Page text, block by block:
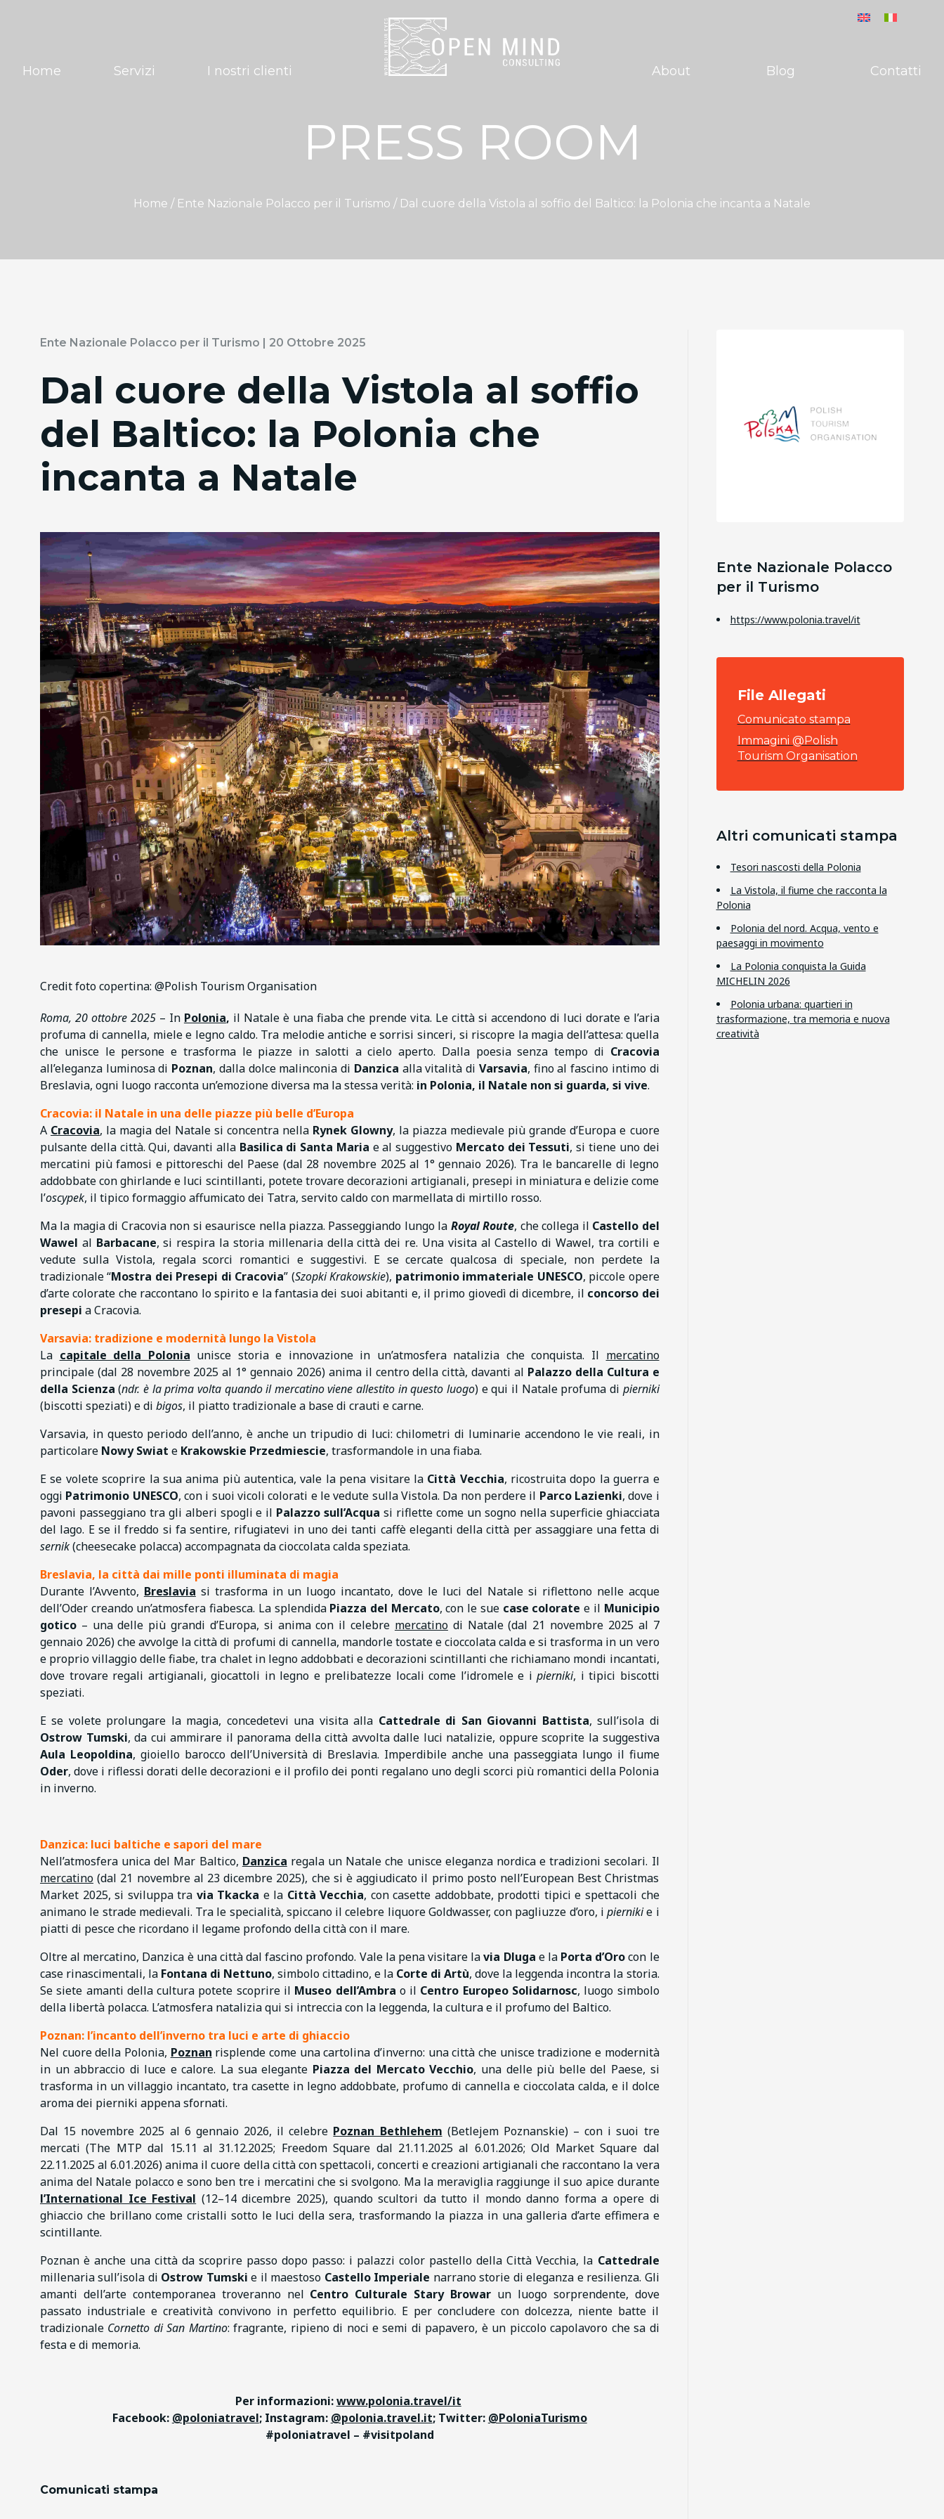
Home Servizi I nostri clienti About Blog Contatti
PRESS ROOM
Home / Ente Nazionale Polacco per il Turismo / Dal cuore della Vistola al soffio del Baltico: la Polonia che incanta a Natale
Ente Nazionale Polacco per il Turismo | 20 Ottobre 2025
Dal cuore della Vistola al soffio
del Baltico: la Polonia che
incanta a Natale
Credit foto copertina: @Polish Tourism Organisation
Roma, 20 ottobre 2025– In Polonia, il Natale è una fiaba che prende vita. Le città si accendono di luci dorate e l’aria
profuma di cannella, miele e legno caldo. Tra melodie antiche e sorrisi sinceri, si riscopre la magia dell’attesa: quella
che unisce le persone e trasforma le piazze in salotti a cielo aperto. Dalla poesia senza tempo di Cracovia
all’eleganza luminosa di Poznan, dalla dolce malinconia di Danzica alla vitalità di Varsavia, fino al fascino intimo di
Breslavia, ogni luogo racconta un’emozione diversa ma la stessa verità: in Polonia, il Natale non si guarda, si vive.
Cracovia: il Natale in una delle piazze più belle d’Europa
A Cracovia, la magia del Natale si concentra nella Rynek Glowny, la piazza medievale più grande d’Europa e cuore
pulsante della città. Qui, davanti alla Basilica di Santa Maria e al suggestivo Mercato dei Tessuti, si tiene uno dei
mercatini più famosi e pittoreschi del Paese (dal 28 novembre 2025 al 1° gennaio 2026). Tra le bancarelle di legno
addobbate con ghirlande e luci scintillanti, potete trovare decorazioni artigianali, presepi in miniatura e delizie come
l’oscypek, il tipico formaggio affumicato dei Tatra, servito caldo con marmellata di mirtillo rosso.
Ma la magia di Cracovia non si esaurisce nella piazza. Passeggiando lungo la Royal Route, che collega il Castello del
Wawel al Barbacane, si respira la storia millenaria della città dei re. Una visita al Castello di Wawel, tra cortili e
vedute sulla Vistola, regala scorci romantici e suggestivi. E se cercate qualcosa di speciale, non perdete la
tradizionale “Mostra dei Presepi di Cracovia” (Szopki Krakowskie), patrimonio immateriale UNESCO, piccole opere
d’arte colorate che raccontano lo spirito e la fantasia dei suoi abitanti e, il primo giovedì di dicembre, il concorso dei
presepi a Cracovia.
Varsavia: tradizione e modernità lungo la Vistola
La capitale della Polonia unisce storia e innovazione in un’atmosfera natalizia che conquista. Il mercatino
principale (dal 28 novembre 2025 al 1° gennaio 2026) anima il centro della città, davanti al Palazzo della Cultura e
della Scienza (ndr. è la prima volta quando il mercatino viene allestito in questo luogo) e qui il Natale profuma di pierniki
(biscotti speziati) e di bigos, il piatto tradizionale a base di crauti e carne.
Varsavia, in questo periodo dell’anno, è anche un tripudio di luci: chilometri di luminarie accendono le vie reali, in
particolare Nowy Swiat e Krakowskie Przedmiescie, trasformandole in una fiaba.
E se volete scoprire la sua anima più autentica, vale la pena visitare la Città Vecchia, ricostruita dopo la guerra e
oggi Patrimonio UNESCO, con i suoi vicoli colorati e le vedute sulla Vistola. Da non perdere il Parco Lazienki, dove i
pavoni passeggiano tra gli alberi spogli e il Palazzo sull’Acqua si riflette come un sogno nella superficie ghiacciata
del lago. E se il freddo si fa sentire, rifugiatevi in uno dei tanti caffè eleganti della città per assaggiare una fetta di
sernik(cheesecake polacca) accompagnata da cioccolata calda speziata.
Breslavia, la città dai mille ponti illuminata di magia
Durante l’Avvento, Breslavia si trasforma in un luogo incantato, dove le luci del Natale si riflettono nelle acque
dell’Oder creando un’atmosfera fiabesca. La splendida Piazza del Mercato, con le sue case colorate e il Municipio
gotico – una delle più grandi d’Europa, si anima con il celebre mercatinodi Natale (dal 21 novembre 2025 al 7
gennaio 2026) che avvolge la città di profumi di cannella, mandorle tostate e cioccolata calda e si trasforma in un vero
e proprio villaggio delle fiabe, tra chalet in legno addobbati e decorazioni scintillanti che richiamano mondi incantati,
dove trovare regali artigianali, giocattoli in legno e prelibatezze locali come l’idromele e i pierniki, i tipici biscotti
speziati.
E se volete prolungare la magia, concedetevi una visita alla Cattedrale di San Giovanni Battista, sull’isola di
Ostrow Tumski, da cui ammirare il panorama della città avvolta dalle luci natalizie, oppure scoprite la suggestiva
Aula Leopoldina, gioiello barocco dell’Università di Breslavia. Imperdibile anche una passeggiata lungo il fiume
Oder, dove i riflessi dorati delle decorazioni e il profilo dei ponti regalano uno degli scorci più romantici della Polonia
in inverno.
Danzica: luci baltiche e sapori del mare
Nell’atmosfera unica del Mar Baltico, Danzica regala un Natale che unisce eleganza nordica e tradizioni secolari. Il
mercatino (dal 21 novembre al 23 dicembre 2025), che si è aggiudicato il primo posto nell’European Best Christmas
Market 2025, si sviluppa tra via Tkacka e la Città Vecchia, con casette addobbate, prodotti tipici e spettacoli che
animano le strade medievali. Tra le specialità, spiccano il celebre liquore Goldwasser, con pagliuzze d’oro, i piernikie i
piatti di pesce che ricordano il legame profondo della città con il mare.
Oltre al mercatino, Danzica è una città dal fascino profondo. Vale la pena visitare lavia Dluga e la Porta d’Orocon le
case rinascimentali, la Fontana di Nettuno, simbolo cittadino, e la Corte di Artù, dove la leggenda incontra la storia.
Se siete amanti della cultura potete scoprire il Museo dell’Ambra o il Centro Europeo Solidarnosc, luogo simbolo
della libertà polacca. L’atmosfera natalizia qui si intreccia con la leggenda, la cultura e il profumo del Baltico.
Poznan: l’incanto dell’inverno tra luci e arte di ghiaccio
Nel cuore della Polonia, Poznan risplende come una cartolina d’inverno: una città che unisce tradizione e modernità
in un abbraccio di luce e calore. La sua elegante Piazza del Mercato Vecchio, una delle più belle del Paese, si
trasforma in un villaggio incantato, tra casette in legno addobbate, profumo di cannella e cioccolata calda, e il dolce
aroma dei pierniki appena sfornati.
Dal 15 novembre 2025 al 6 gennaio 2026, il celebre Poznan Bethlehem (Betlejem Poznanskie) – con i suoi tre
mercati (The MTP dal 15.11 al 31.12.2025; Freedom Square dal 21.11.2025 al 6.01.2026; Old Market Square dal
22.11.2025 al 6.01.2026) anima il cuore della città con spettacoli, concerti e creazioni artigianali che raccontano la vera
anima del Natale polacco e sono ben tre i mercatini che si svolgono. Ma la meraviglia raggiunge il suo apice durante
l’International Ice Festival (12–14 dicembre 2025), quando scultori da tutto il mondo danno forma a opere di
ghiaccio che brillano come cristalli sotto le luci della sera, trasformando la piazza in una galleria d’arte effimera e
scintillante.
Poznan è anche una città da scoprire passo dopo passo: i palazzi color pastello della Città Vecchia, la Cattedrale
millenaria sull’isola di Ostrow Tumski e il maestoso Castello Imperiale narrano storie di eleganza e resilienza. Gli
amanti dell’arte contemporanea troveranno nel Centro Culturale Stary Browar un luogo sorprendente, dove
passato industriale e creatività convivono in perfetto equilibrio. E per concludere con dolcezza, niente batte il
tradizionale Cornetto di San Martino: fragrante, ripieno di noci e semi di papavero, è un piccolo capolavoro che sa di
festa e di memoria.
Per informazioni:www.polonia.travel/it
Facebook: @poloniatravel; Instagram: @polonia.travel.it; Twitter: @PoloniaTurismo
#poloniatravel – #visitpoland
Comunicati stampa
Ente Nazionale Polacco
per il Turismo
https://www.polonia.travel/it
File Allegati
Comunicato stampa
Immagini @Polish
Tourism Organisation
Altri comunicati stampa
Tesori nascosti della Polonia
La Vistola, il fiume che racconta la
Polonia
Polonia del nord. Acqua, vento e
paesaggi in movimento
La Polonia conquista la Guida
MICHELIN 2026
Polonia urbana: quartieri in
trasformazione, tra memoria e nuova
creatività